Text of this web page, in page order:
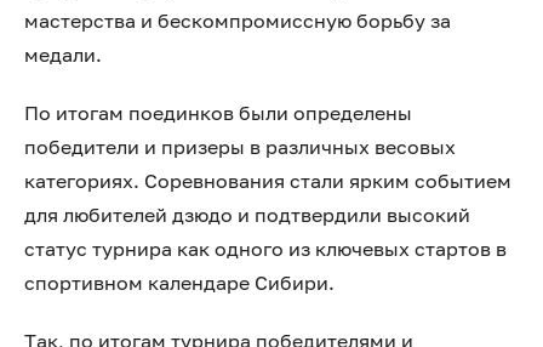
мастерства и бескомпромиссную борьбу за
медали.
По итогам поединков были определены
победители и призеры в различных весовых
категориях. Соревнования стали ярким событием
для любителей дзюдо и подтвердили высокий
статус турнира как одного из ключевых стартов в
спортивном календаре Сибири.
Так, по итогам турнира победителями и